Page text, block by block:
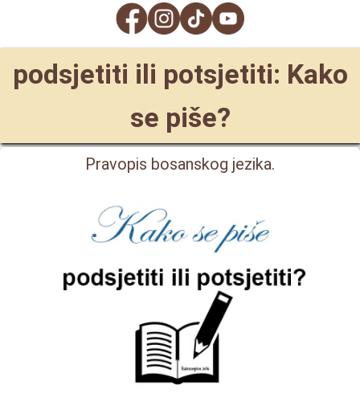
podsjetiti ili potsjetiti: Kako
se piše?
Pravopis bosanskog jezika.